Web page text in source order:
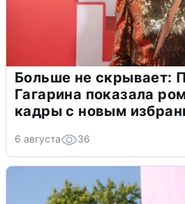
Больше не скрывает:
Гагарина показала
кадры с новым
6 августа 36